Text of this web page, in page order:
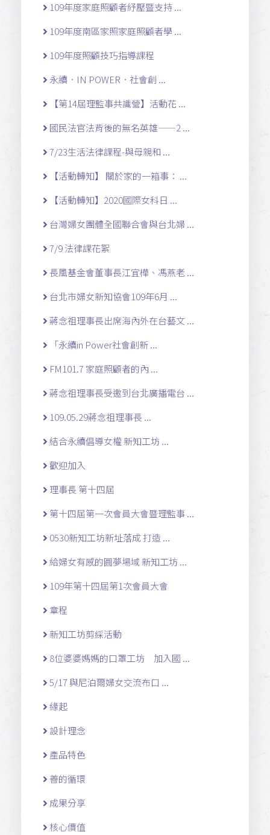
109年度家庭照顧者紓壓暨支持 ...
109年度南區家照家庭照顧者學 ...
109年度照顧技巧指導課程
永續．IN POWER．社會創 ...
【第14屆理監事共識營】活動花 ...
國民法官法背後的無名英雄——2 ...
7/23生活法律課程-與母親和 ...
【活動轉知】 關於家的一箱事： ...
【活動轉知】2020國際女科日 ...
台灣婦女團體全國聯合會與台北婦 ...
7/9 法律課花絮
長風基金會董事長江宜樺、馮燕老 ...
台北市婦女新知協會109年6月 ...
蔣念祖理事長出席海內外在台藝文 ...
「永續in Power社會創新 ...
FM101.7 家庭照顧者的內 ...
蔣念祖理事長受邀到台北廣播電台 ...
109.05.29蔣念祖理事長 ...
結合永續倡導女權 新知工坊 ...
歡迎加入
理事長 第十四屆
第十四屆第一次會員大會暨理監事 ...
0530新知工坊新址落成 打造 ...
給婦女有感的圓夢場域 新知工坊 ...
109年第十四屆第1次會員大會
章程
新知工坊剪綵活動
8位婆婆媽媽的口罩工坊 加入國 ...
5/17 與尼泊爾婦女交流布口 ...
緣起
設計理念
產品特色
善的循環
成果分享
核心價值